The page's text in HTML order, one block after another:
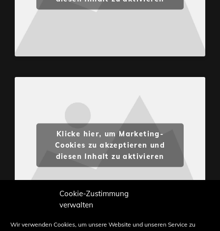
Cookie-Zustimmung
verwalten
Wir verwenden Cookies, um unsere Website und unseren Service zu
Klicke hier, um Marketing-
Cookies zu akzeptieren und
diesen Inhalt zu aktivieren